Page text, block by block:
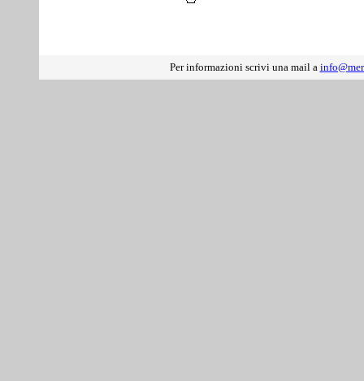
Per informazioni scrivi una mail a